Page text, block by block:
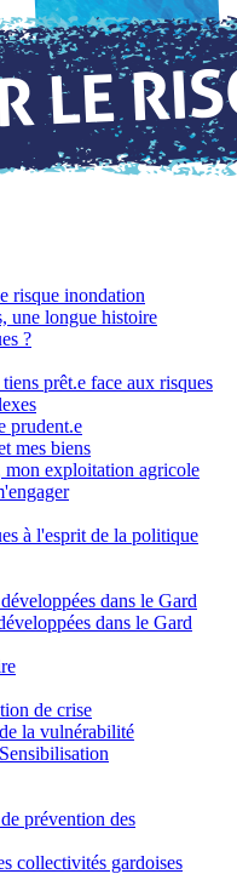
risque inondation
une longue histoire
?
prêt.e face aux risques
prudent.e
mes biens
mon exploitation agricole
à l'esprit de la politique
dans le Gard
dans le Gard
de crise
la vulnérabilité
prévention des
collectivités gardoises